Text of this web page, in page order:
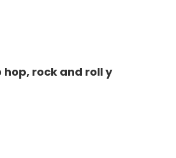
rock and roll y